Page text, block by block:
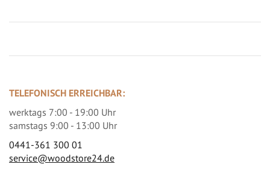
TELEFONISCH ERREICHBAR:
werktags 7:00 - 19:00 Uhr
samstags 9:00 - 13:00 Uhr
0441-361 300 01
service@woodstore24.de